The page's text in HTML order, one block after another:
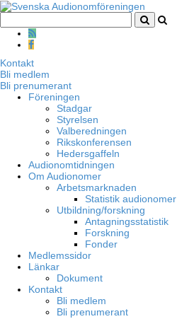
Kontakt
Bli medlem
Bli prenumerant
Föreningen
Stadgar
Styrelsen
Valberedningen
Rikskonferensen
Hedersgaffeln
Audionomtidningen
Om Audionomer
Arbetsmarknaden
Statistik audionomer
Utbildning/forskning
Antagningsstatistik
Forskning
Fonder
Medlemssidor
Länkar
Dokument
Kontakt
Bli medlem
Bli prenumerant